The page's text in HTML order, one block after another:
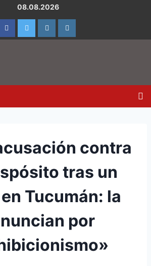
08.08.2026
contra
tras un
Tucumán: la
por